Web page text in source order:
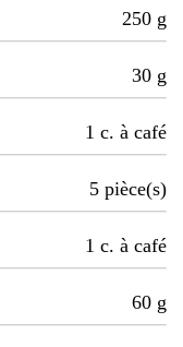
250 g
30 g
1 c. à café
5 pièce(s)
1 c. à café
60 g